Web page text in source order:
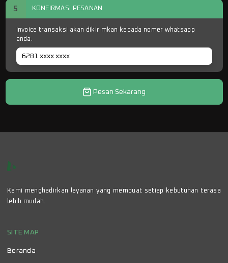
5 KONFIRMASI PESANAN
Invoice transaksi akan dikirimkan kepada nomer whatsapp
anda.
Pesan Sekarang
Kami menghadirkan layanan yang membuat setiap kebutuhan terasa
lebih mudah.
SITE MAP
Beranda